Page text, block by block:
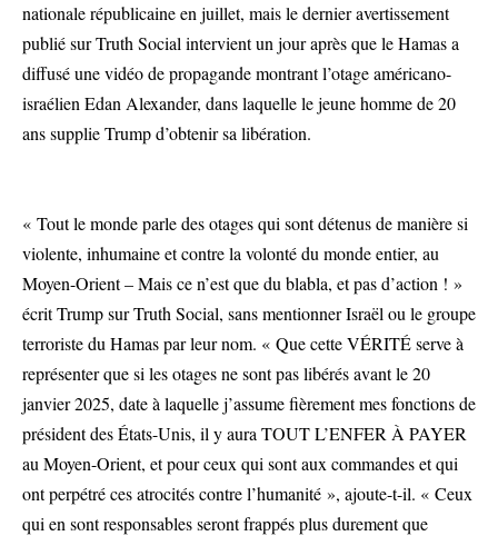
nationale républicaine en juillet, mais le dernier avertissement
publié sur Truth Social intervient un jour après que le Hamas a
diffusé une vidéo de propagande montrant l’otage américano-
israélien Edan Alexander, dans laquelle le jeune homme de 20
ans supplie Trump d’obtenir sa libération.
« Tout le monde parle des otages qui sont détenus de manière si
violente, inhumaine et contre la volonté du monde entier, au
Moyen-Orient – Mais ce n’est que du blabla, et pas d’action ! »
écrit Trump sur Truth Social, sans mentionner Israël ou le groupe
terroriste du Hamas par leur nom. « Que cette VÉRITÉ serve à
représenter que si les otages ne sont pas libérés avant le 20
janvier 2025, date à laquelle j’assume fièrement mes fonctions de
président des États-Unis, il y aura TOUT L’ENFER À PAYER
au Moyen-Orient, et pour ceux qui sont aux commandes et qui
ont perpétré ces atrocités contre l’humanité », ajoute-t-il. « Ceux
qui en sont responsables seront frappés plus durement que